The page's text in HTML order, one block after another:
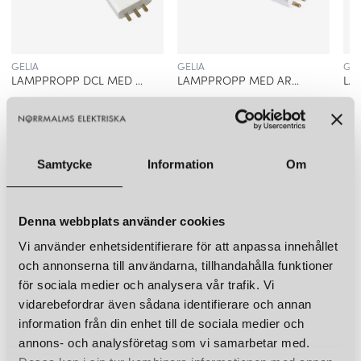
Samtycke Information Om
Denna webbplats använder cookies
Vi använder enhetsidentifierare för att anpassa innehållet
och annonserna till användarna, tillhandahålla funktioner
för sociala medier och analysera vår trafik. Vi
vidarebefordrar även sådana identifierare och annan
information från din enhet till de sociala medier och
annons- och analysföretag som vi samarbetar med.
30cm, 1 x 45cm
GELIA
LAMPPROPP DCL MED ARMATURSLADD JORDAD
79 kr
GELIA
LAMPPROPP MED ARMATURSLADD OJORDAD
49 kr
LÄGG I VARUKORGEN
69
LIKNANDE PRODUKTER